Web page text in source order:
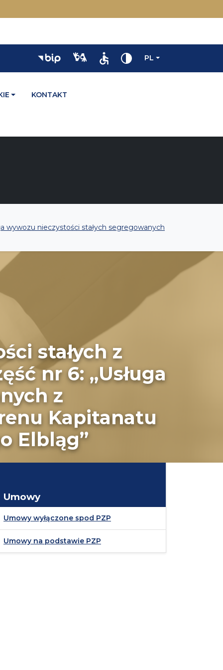
PL
KONTAKT
wywozu nieczystości stałych segregowanych
stałych z
nr 6: „Usługa
z
Kapitanatu
Elbląg”
Umowy
Umowy wyłączone spod PZP
Umowy na podstawie PZP